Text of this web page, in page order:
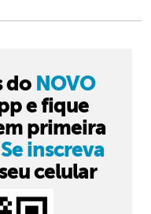
do NOVO
e fique
primeira
Se inscreva
celular